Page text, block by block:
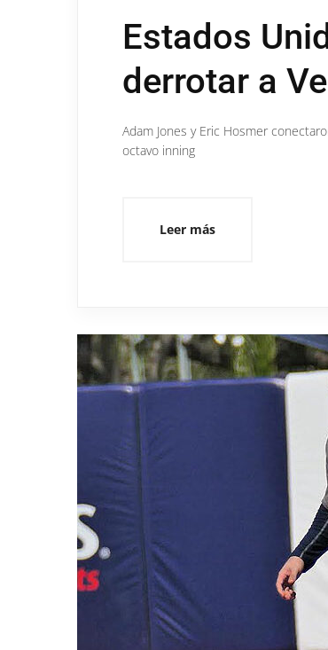
Estados
derrotar a
Adam Jones y Eric Hosmer
octavo inning
Leer más